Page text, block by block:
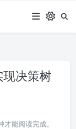
决策树
能阅读完成。